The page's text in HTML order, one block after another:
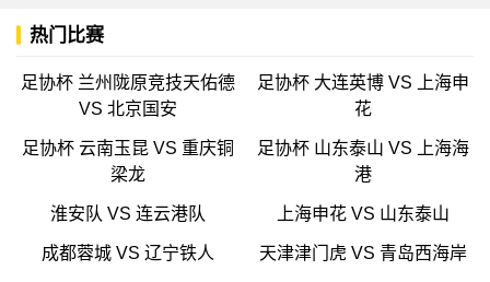
热门比赛
足协杯 兰州陇原竞技天佑德
VS 北京国安
足协杯 大连英博 VS 上海申
花
足协杯 云南玉昆 VS 重庆铜
梁龙
足协杯 山东泰山 VS 上海海
港
淮安队 VS 连云港队 上海申花 VS 山东泰山
成都蓉城 VS 辽宁铁人 天津津门虎 VS 青岛西海岸